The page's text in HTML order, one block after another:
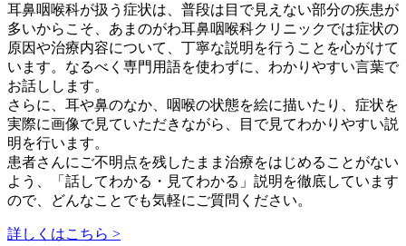
耳鼻咽喉科が扱う症状は、普段は目で見えない部分の疾患が
多いからこそ、あまのがわ耳鼻咽喉科クリニックでは症状の
原因や治療内容について、丁寧な説明を行うことを心がけて
います。なるべく専門用語を使わずに、わかりやすい言葉で
お話しします。
さらに、耳や鼻のなか、咽喉の状態を絵に描いたり、症状を
実際に画像で見ていただきながら、目で見てわかりやすい説
明を行います。
患者さんにご不明点を残したまま治療をはじめることがない
よう、「話してわかる・見てわかる」説明を徹底しています
ので、どんなことでも気軽にご質問ください。
詳しくはこちら >